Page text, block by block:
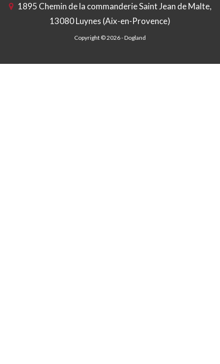
1895 Chemin de la commanderie Saint Jean de Malte,
13080 Luynes (Aix-en-Provence)
Copyright © 2026 -Dogland